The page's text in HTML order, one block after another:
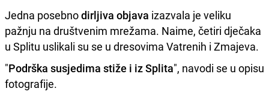
Jedna posebnodirljiva objava izazvala je veliku
pažnju na društvenim mrežama. Naime, četiri dječaka
u Splitu uslikali su se u dresovima Vatrenih i Zmajeva.
"Podrška susjedima stiže i iz Splita", navodi se u opisu
fotografije.